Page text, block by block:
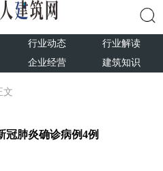
行业动态
行业解读
企业经营 建筑知识
文
冠肺炎确诊病例4例